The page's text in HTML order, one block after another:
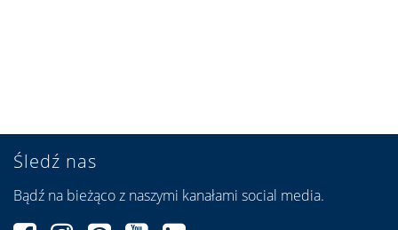
Śledź nas
Bądź na bieżąco z naszymi kanałami social media.